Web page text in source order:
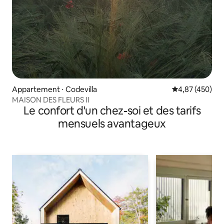
Appartement ⋅ Codevilla Évaluation
4,87 (450)
MAISON DES FLEURS II
Le confort d'un chez-soi et des tarifs
mensuels avantageux